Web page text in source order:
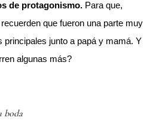
de protagonismo. Para que,
que fueron una parte muy
principales junto a papá y mamá. Y
algunas más?
boda